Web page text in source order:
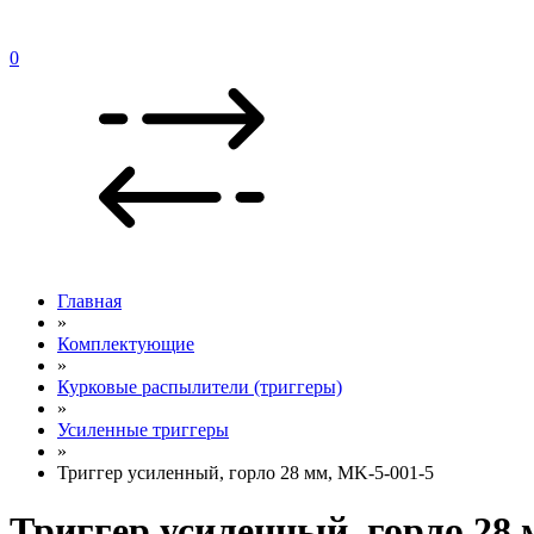
0
Главная
»
Комплектующие
»
Курковые распылители (триггеры)
»
Усиленные триггеры
»
Триггер усиленный, горло 28 мм, MK-5-001-5